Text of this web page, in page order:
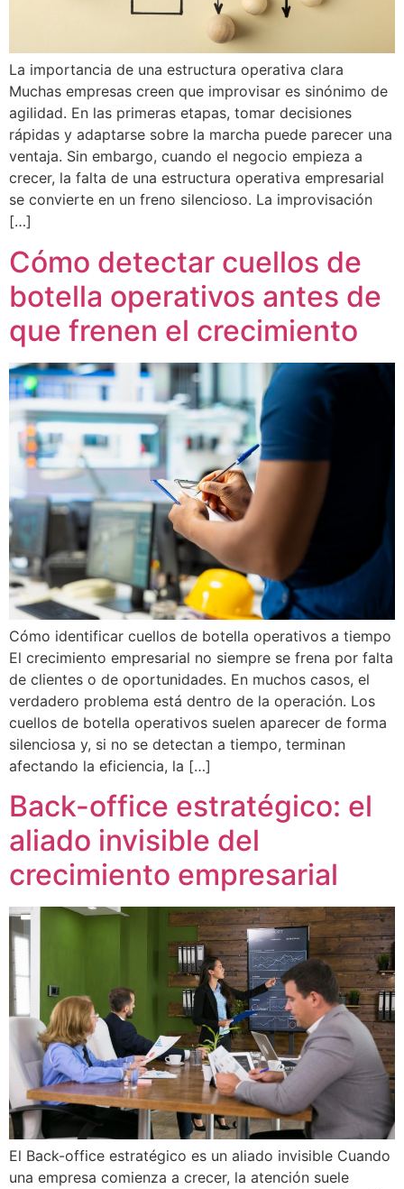
La importancia de una estructura operativa clara
Muchas empresas creen que improvisar es sinónimo de
agilidad. En las primeras etapas, tomar decisiones
rápidas y adaptarse sobre la marcha puede parecer una
ventaja. Sin embargo, cuando el negocio empieza a
crecer, la falta de una estructura operativa empresarial
se convierte en un freno silencioso. La improvisación
[…]
Cómo detectar cuellos de
botella operativos antes de
que frenen el crecimiento
Cómo identificar cuellos de botella operativos a tiempo
El crecimiento empresarial no siempre se frena por falta
de clientes o de oportunidades. En muchos casos, el
verdadero problema está dentro de la operación. Los
cuellos de botella operativos suelen aparecer de forma
silenciosa y, si no se detectan a tiempo, terminan
afectando la eficiencia, la […]
Back-office estratégico: el
aliado invisible del
crecimiento empresarial
El Back-office estratégico es un aliado invisible Cuando
una empresa comienza a crecer, la atención suele